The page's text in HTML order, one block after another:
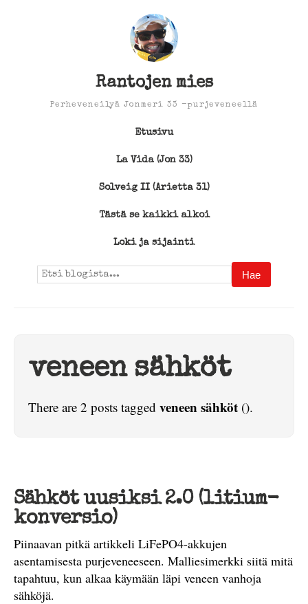
Rantojen mies
Perheveneilyä Jonmeri 33 -purjeveneellä
Etusivu
La Vida (Jon 33)
Solveig II (Arietta 31)
Tästä se kaikki alkoi
Loki ja sijainti
Search
for:
veneen sähköt
There are 2 posts tagged veneen sähköt ().
Sähköt uusiksi 2.0 (litium-
konversio)
Piinaavan pitkä artikkeli LiFePO4-akkujen
asentamisesta purjeveneeseen. Malliesimerkki siitä mitä
tapahtuu, kun alkaa käymään läpi veneen vanhoja
sähköjä.